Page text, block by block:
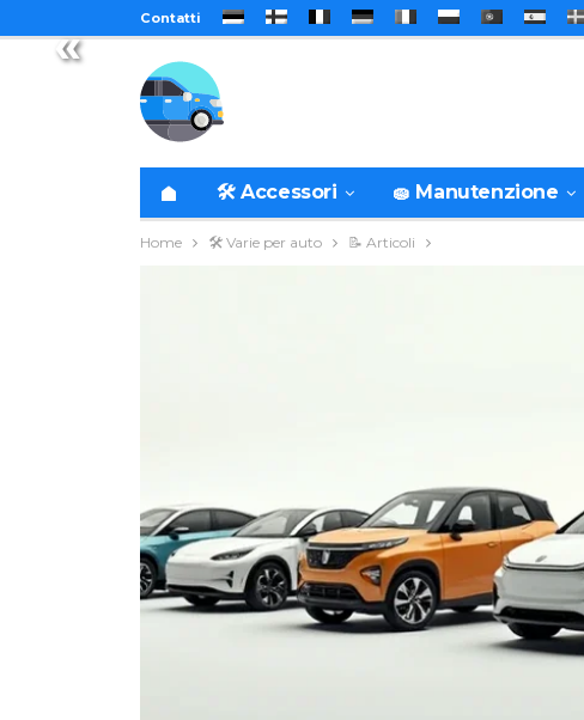
« Contatti
🛠️ Accessori 🧽 Manutenzione
Home 🛠️ Varie per auto 📝 Articoli